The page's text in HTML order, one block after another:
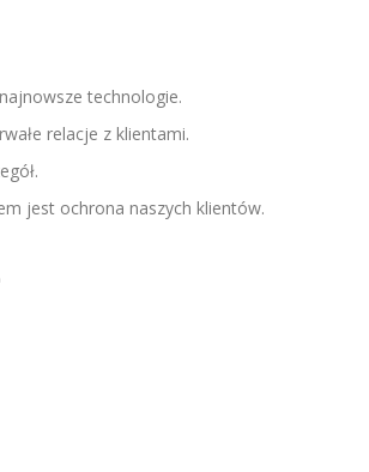
technologie.
relacje z klientami.
jest ochrona naszych klientów.